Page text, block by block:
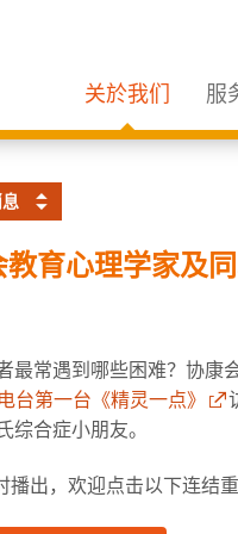
关於我们 服
育心理学家及
最常遇到哪些困难？协
台第一台《精灵一点》
综合症小朋友。
出，欢迎点击以下连结重